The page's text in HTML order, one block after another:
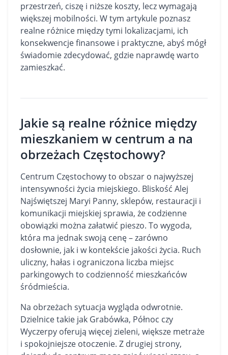
przestrzeń, ciszę i niższe koszty, lecz wymagają
większej mobilności. W tym artykule poznasz
realne różnice między tymi lokalizacjami, ich
konsekwencje finansowe i praktyczne, abyś mógł
świadomie zdecydować, gdzie naprawdę warto
zamieszkać.
Jakie są realne różnice między
mieszkaniem w centrum a na
obrzeżach Częstochowy?
Centrum Częstochowy to obszar o najwyższej
intensywności życia miejskiego. Bliskość Alej
Najświętszej Maryi Panny, sklepów, restauracji i
komunikacji miejskiej sprawia, że codzienne
obowiązki można załatwić pieszo. To wygoda,
która ma jednak swoją cenę – zarówno
dosłownie, jak i w kontekście jakości życia. Ruch
uliczny, hałas i ograniczona liczba miejsc
parkingowych to codzienność mieszkańców
śródmieścia.
Na obrzeżach sytuacja wygląda odwrotnie.
Dzielnice takie jak Grabówka, Północ czy
Wyczerpy oferują więcej zieleni, większe metraże
i spokojniejsze otoczenie. Z drugiej strony,